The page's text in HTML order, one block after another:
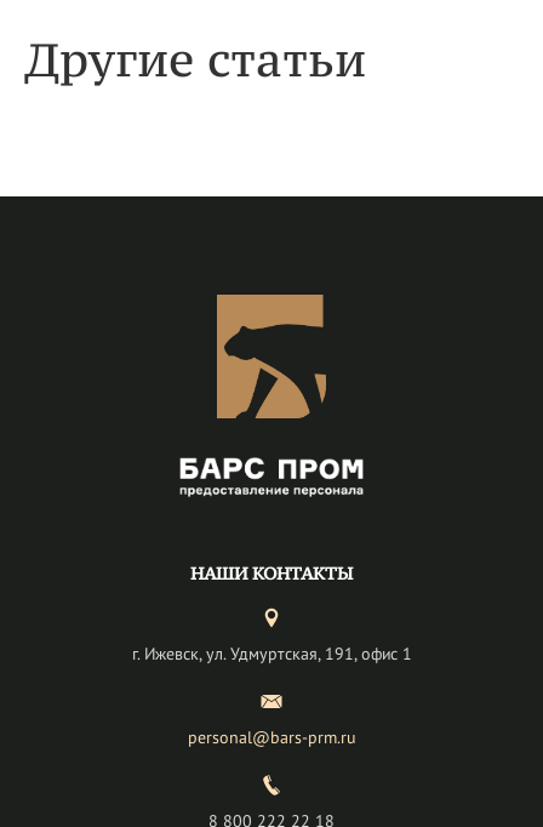
Другие статьи
НАШИ КОНТАКТЫ
г. Ижевск, ул. Удмуртская, 191, офис 1
personal@bars-prm.ru
8 800 222 22 18